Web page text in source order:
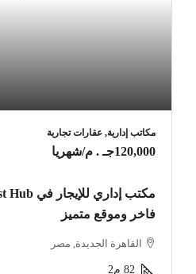
مكاتب إدارية, عقارات تجارية
120,000جـ . م /شهريا
فاخر وموقع متميز
القاهرة الجديدة, مصر
82 م2